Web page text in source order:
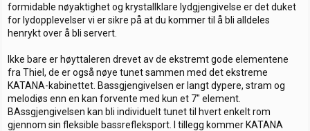
formidable nøyaktighet og krystallklare lydgjengivelse er det duket
for lydopplevelser vi er sikre på at du kommer til å bli alldeles
henrykt over å bli servert.
Ikke bare er høyttaleren drevet av de ekstremt gode elementene
fra Thiel, de er også nøye tunet sammen med det ekstreme
KATANA-kabinettet. Bassgjengivelsen er langt dypere, stram og
melodiøs enn en kan forvente med kun et 7" element.
BAssgjengivelsen kan bli individuelt tunet til hvert enkelt rom
gjennom sin fleksible bassrefleksport. I tillegg kommer KATANA